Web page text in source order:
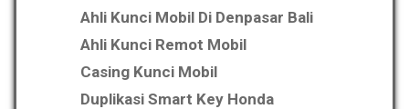
Ahli Kunci Mobil Di Denpasar Bali
Ahli Kunci Remot Mobil
Casing Kunci Mobil
Duplikasi Smart Key Honda